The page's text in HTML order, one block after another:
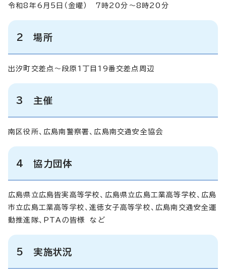
令和8年6月5日（金曜） 7時20分～8時20分
2 場所
出汐町交差点〜段原1丁目19番交差点周辺
3 主催
南区役所、広島南警察署、広島南交通安全協会
4 協力団体
広島県立広島皆実高等学校、広島県立広島工業高等学校、広島
市立広島工業高等学校、進徳女子高等学校、広島南交通安全運
動推進隊、PTAの皆様 など
5 実施状況